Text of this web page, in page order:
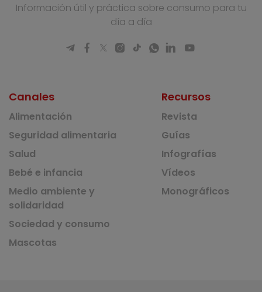
Información útil y práctica sobre consumo para tu
día a día
Canales
Alimentación
Seguridad alimentaria
Salud
Bebé e infancia
Medio ambiente y
solidaridad
Sociedad y consumo
Mascotas
Recursos
Revista
Guías
Infografías
Vídeos
Monográficos